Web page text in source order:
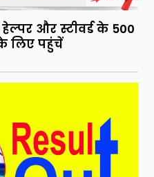
और स्टीवर्ड के 500
लिए पहुंचें